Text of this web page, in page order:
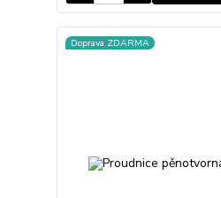
Doprava ZDARMA